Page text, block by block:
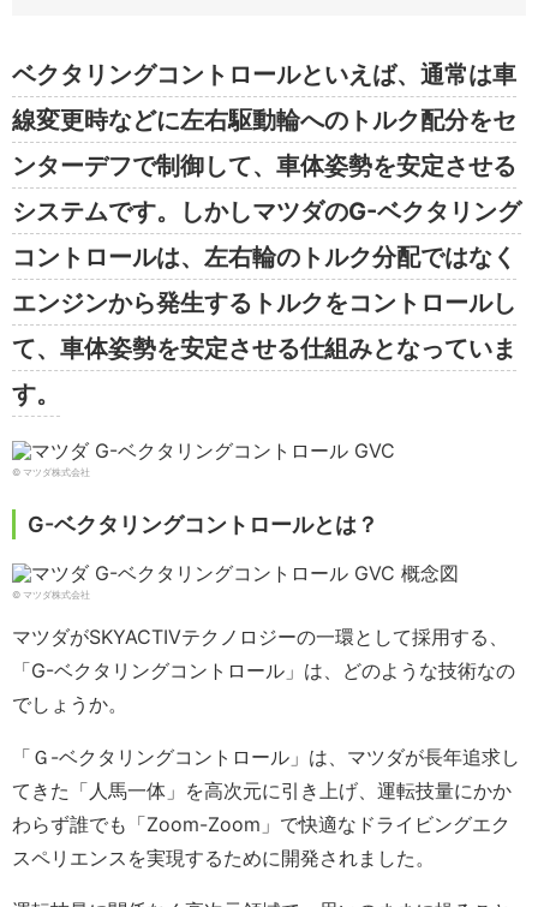
ベクタリングコントロールといえば、通常は車
線変更時などに左右駆動輪へのトルク配分をセ
ンターデフで制御して、車体姿勢を安定させる
システムです。しかしマツダのG-ベクタリング
コントロールは、左右輪のトルク分配ではなく
エンジンから発生するトルクをコントロールし
て、車体姿勢を安定させる仕組みとなっていま
す。
© マツダ株式会社
G-ベクタリングコントロールとは？
© マツダ株式会社
マツダがSKYACTIVテクノロジーの一環として採用する、
「G-ベクタリングコントロール」は、どのような技術なの
でしょうか。
「Ｇ-ベクタリングコントロール」は、マツダが長年追求し
てきた「人馬一体」を高次元に引き上げ、運転技量にかか
わらず誰でも「Zoom-Zoom」で快適なドライビングエク
スペリエンスを実現するために開発されました。